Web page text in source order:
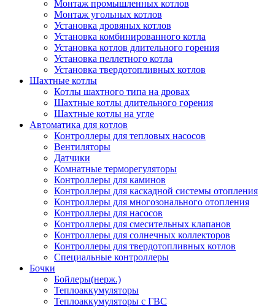
Монтаж промышленных котлов
Монтаж угольных котлов
Установка дровяных котлов
Установка комбинированного котла
Установка котлов длительного горения
Установка пеллетного котла
Установка твердотопливных котлов
Шахтные котлы
Котлы шахтного типа на дровах
Шахтные котлы длительного горения
Шахтные котлы на угле
Автоматика для котлов
Контроллеры для тепловых насосов
Вентиляторы
Датчики
Комнатные терморегуляторы
Контроллеры для каминов
Контроллеры для каскадной системы отопления
Контроллеры для многозонального отопления
Контроллеры для насосов
Контроллеры для смесительных клапанов
Контроллеры для солнечных коллекторов
Контроллеры для твердотопливных котлов
Специальные контроллеры
Бочки
Бойлеры(нерж.)
Теплоаккумуляторы
Теплоаккумуляторы с ГВС